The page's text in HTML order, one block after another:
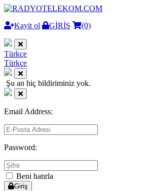
Kayit ol GİRİŞ (0)
Türkçe
Türkçe
Şu an hiç bildiriminiz yok.
Email Address:
Password:
Beni hatırla
Giriş